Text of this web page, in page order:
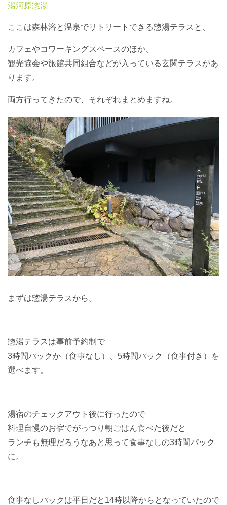
湯河原惣湯
ここは森林浴と温泉でリトリートできる惣湯テラスと、
カフェやコワーキングスペースのほか、
観光協会や旅館共同組合などが入っている玄関テラスがあ
ります。
両方行ってきたので、それぞれまとめますね。
まずは惣湯テラスから。
惣湯テラスは事前予約制で
3時間パックか（食事なし）、5時間パック（食事付き）を
選べます。
湯宿のチェックアウト後に行ったので
料理自慢のお宿でがっつり朝ごはん食べた後だと
ランチも無理だろうなあと思って食事なしの3時間パック
に。
食事なしパックは平日だと14時以降からとなっていたので